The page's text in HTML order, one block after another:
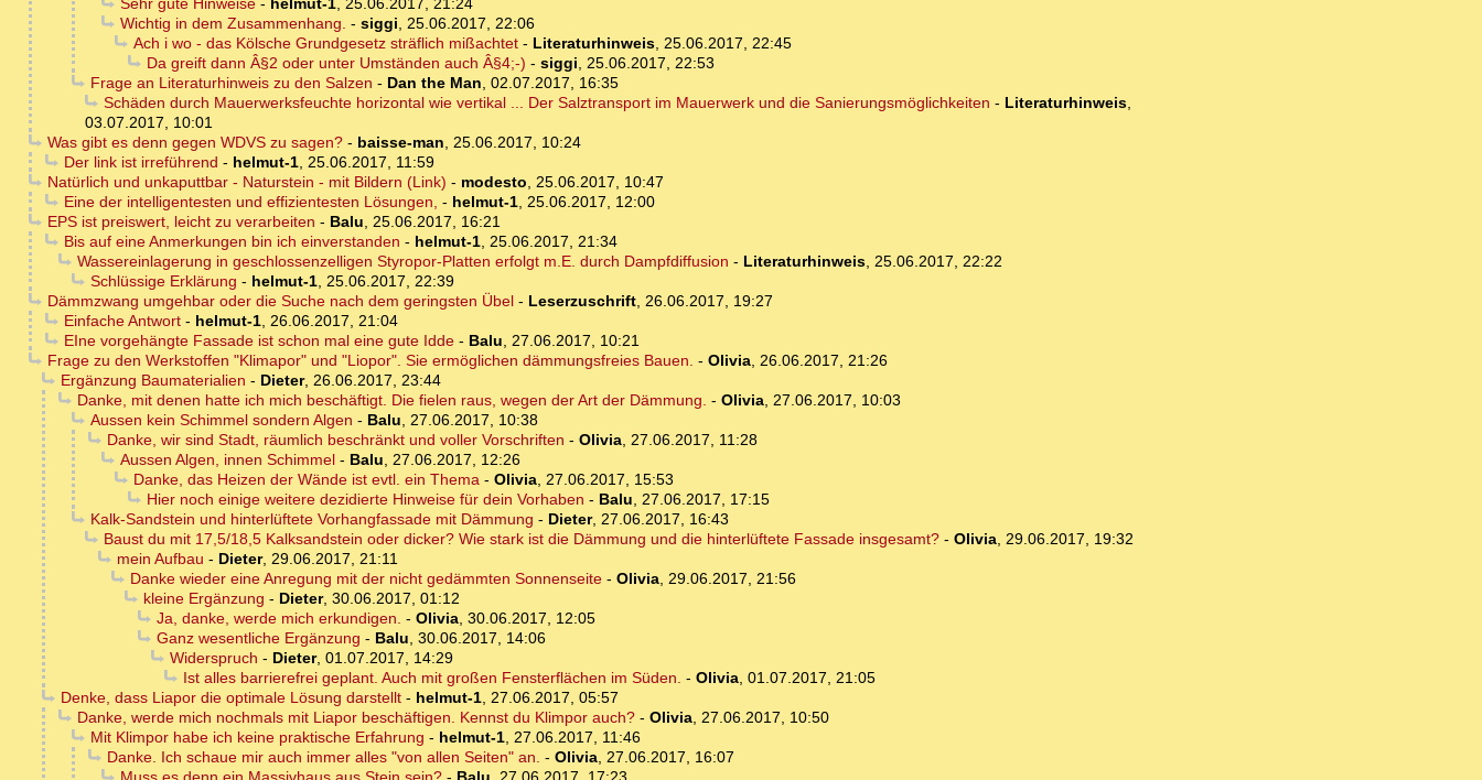
Sehr gute Hinweise- helmut-1, 25.06.2017, 21:24
Wichtig in dem Zusammenhang. - siggi, 25.06.2017, 22:06
Ach i wo - das Kölsche Grundgesetz sträflich mißachtet- Literaturhinweis, 25.06.2017, 22:45
Da greift dann Â§2 oder unter Umständen auch Â§4;-) - siggi, 25.06.2017, 22:53
Frage an Literaturhinweis zu den Salzen - Dan the Man, 02.07.2017, 16:35
Schäden durch Mauerwerksfeuchte horizontal wie vertikal ... Der Salztransport im Mauerwerk und die Sanierungsmöglichkeiten - Literaturhinweis,
03.07.2017, 10:01
Was gibt es denn gegen WDVS zu sagen?- baisse-man, 25.06.2017, 10:24
Der link ist irreführend - helmut-1, 25.06.2017, 11:59
Natürlich und unkaputtbar - Naturstein - mit Bildern (Link) - modesto, 25.06.2017, 10:47
Eine der intelligentesten und effizientesten Lösungen, - helmut-1, 25.06.2017, 12:00
EPS ist preiswert, leicht zu verarbeiten - Balu, 25.06.2017, 16:21
Bis auf eine Anmerkungen bin ich einverstanden - helmut-1, 25.06.2017, 21:34
Wassereinlagerung in geschlossenzelligen Styropor-Platten erfolgt m.E. durch Dampfdiffusion - Literaturhinweis, 25.06.2017, 22:22
Schlüssige Erklärung - helmut-1, 25.06.2017, 22:39
Dämmzwang umgehbar oder die Suche nach dem geringsten Übel- Leserzuschrift, 26.06.2017, 19:27
Einfache Antwort- helmut-1, 26.06.2017, 21:04
EIne vorgehängte Fassade ist schon mal eine gute Idde- Balu, 27.06.2017, 10:21
Frage zu den Werkstoffen "Klimapor" und "Liopor". Sie ermöglichen dämmungsfreies Bauen. - Olivia, 26.06.2017, 21:26
Ergänzung Baumaterialien - Dieter, 26.06.2017, 23:44
Danke, mit denen hatte ich mich beschäftigt. Die fielen raus, wegen der Art der Dämmung. - Olivia, 27.06.2017, 10:03
Aussen kein Schimmel sondern Algen - Balu, 27.06.2017, 10:38
Danke, wir sind Stadt, räumlich beschränkt und voller Vorschriften - Olivia, 27.06.2017, 11:28
Aussen Algen, innen Schimmel- Balu, 27.06.2017, 12:26
Danke, das Heizen der Wände ist evtl. ein Thema- Olivia, 27.06.2017, 15:53
Hier noch einige weitere dezidierte Hinweise für dein Vorhaben - Balu, 27.06.2017, 17:15
Kalk-Sandstein und hinterlüftete Vorhangfassade mit Dämmung - Dieter, 27.06.2017, 16:43
Baust du mit 17,5/18,5 Kalksandstein oder dicker? Wie stark ist die Dämmung und die hinterlüftete Fassade insgesamt?- Olivia, 29.06.2017, 19:32
mein Aufbau - Dieter, 29.06.2017, 21:11
Danke wieder eine Anregung mit der nicht gedämmten Sonnenseite- Olivia, 29.06.2017, 21:56
kleine Ergänzung - Dieter, 30.06.2017, 01:12
Ja, danke, werde mich erkundigen. - Olivia, 30.06.2017, 12:05
Ganz wesentliche Ergänzung - Balu, 30.06.2017, 14:06
Widerspruch - Dieter, 01.07.2017, 14:29
Ist alles barrierefrei geplant. Auch mit großen Fensterflächen im Süden. - Olivia, 01.07.2017, 21:05
Denke, dass Liapor die optimale Lösung darstellt- helmut-1, 27.06.2017, 05:57
Danke, werde mich nochmals mit Liapor beschäftigen. Kennst du Klimpor auch?- Olivia, 27.06.2017, 10:50
Mit Klimpor habe ich keine praktische Erfahrung - helmut-1, 27.06.2017, 11:46
Danke. Ich schaue mir auch immer alles "von allen Seiten" an. - Olivia, 27.06.2017, 16:07